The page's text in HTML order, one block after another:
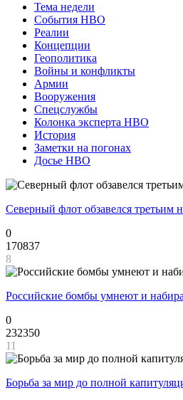
Тема недели
События НВО
Реалии
Концепции
Геополитика
Войны и конфликты
Армии
Вооружения
Спецслужбы
Колонка эксперта НВО
История
Заметки на погонах
Досье НВО
Северный флот обзавелся третьим
0
170837
8
Российские бомбы умнеют и
0
232350
11
Борьба за мир до полной